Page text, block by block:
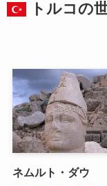
トルコの
ネムルト・ダウ